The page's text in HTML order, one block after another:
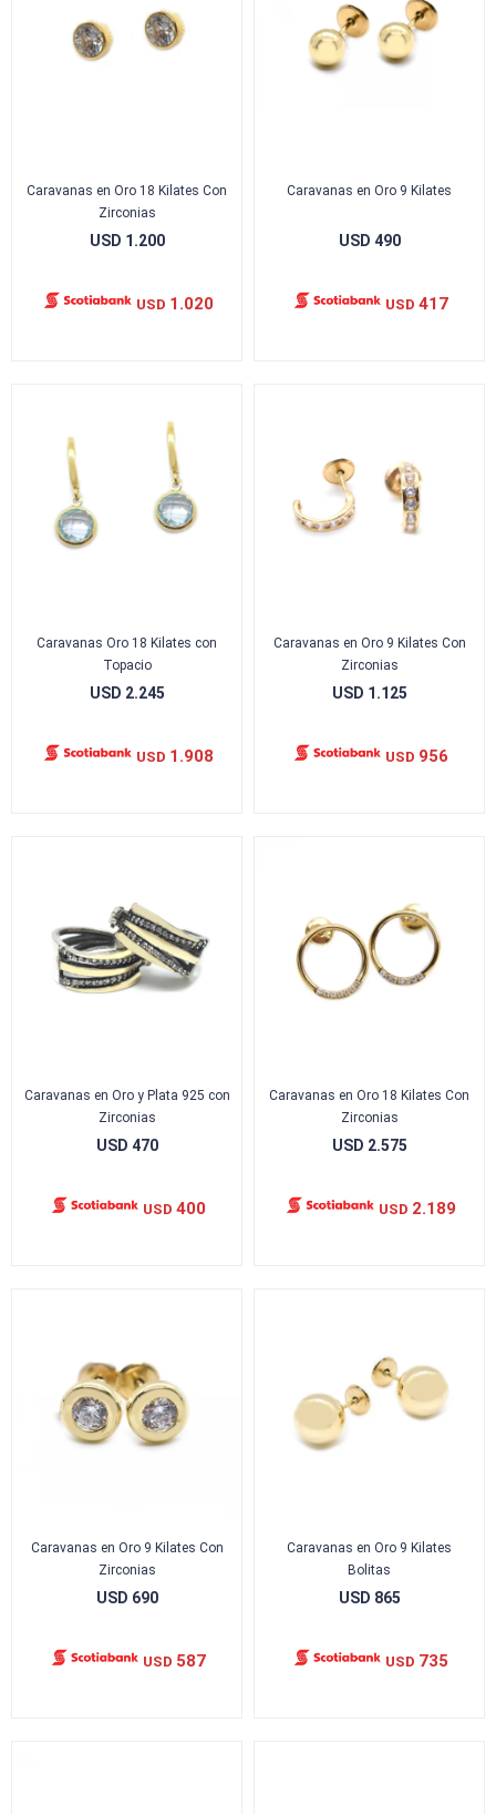
Caravanas en Oro 18 Kilates Con
Zirconias
USD 1.200
USD 1.020
Caravanas en Oro 9 Kilates
USD 490
USD 417
Caravanas Oro 18 Kilates con
Topacio
USD 2.245
USD 1.908
Caravanas en Oro 9 Kilates Con
Zirconias
USD 1.125
USD 956
Caravanas en Oro y Plata 925 con
Zirconias
USD 470
USD 400
Caravanas en Oro 18 Kilates Con
Zirconias
USD 2.575
USD 2.189
Caravanas en Oro 9 Kilates Con
Zirconias
USD 690
USD 587
Caravanas en Oro 9 Kilates
Bolitas
USD 865
USD 735